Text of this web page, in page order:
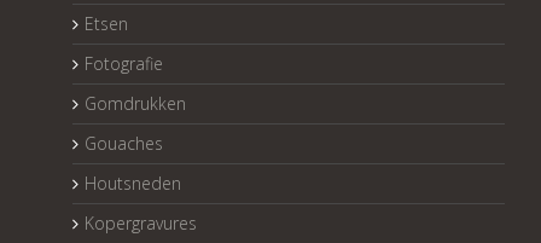
Etsen
Fotografie
Gomdrukken
Gouaches
Houtsneden
Kopergravures